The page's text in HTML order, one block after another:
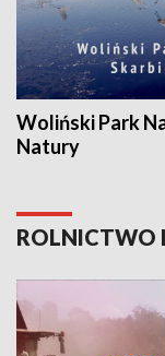
Woliński Park
Natury
ROLNICTWO